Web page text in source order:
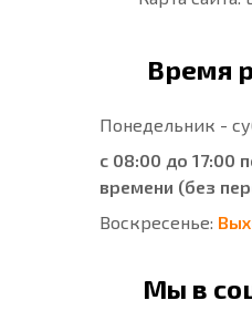
Время
Понедельник -
с 08:00 до 17:00
времени (без
Воскресенье:
Мы в